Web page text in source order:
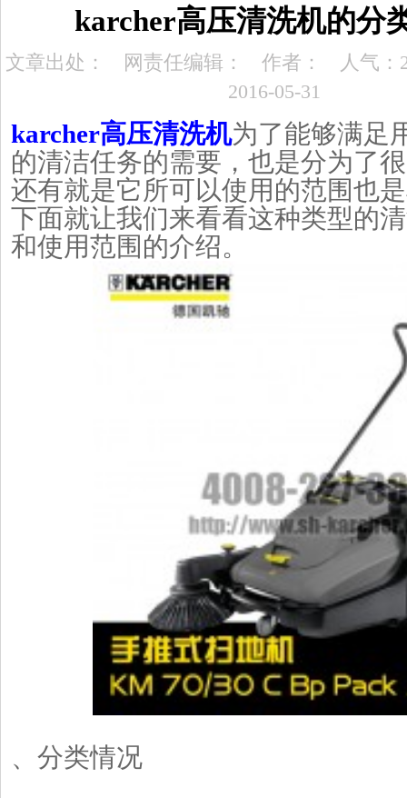
karcher高压清洗机的分
文章出处： 网责任编辑： 作者：
人气：
2016-05-31
karcher高压清洗机为了能够满足
的清洁任务的需要，也是分为了
还有就是它所可以使用的范围也
下面就让我们来看看这种类型的
和使用范围的介绍。
、分类情况